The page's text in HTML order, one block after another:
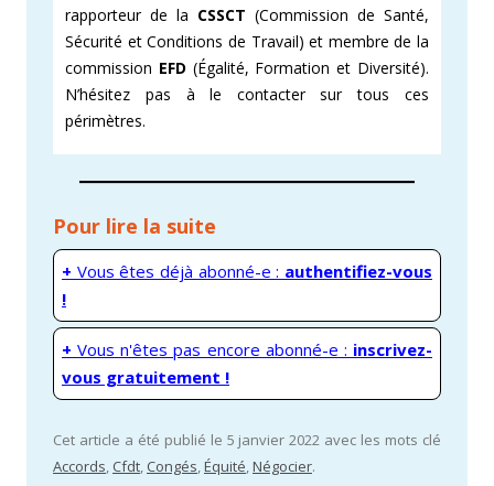
rapporteur de la CSSCT (Commission de Santé,
Sécurité et Conditions de Travail) et membre de la
commission EFD (Égalité, Formation et Diversité).
N’hésitez pas à le contacter sur tous ces
périmètres.
Pour lire la suite
+ Vous êtes déjà abonné-e : authentifiez-vous
!
+ Vous n'êtes pas encore abonné-e : inscrivez-
vous gratuitement !
Cet article a été publié le 5 janvier 2022 avec les mots clé
Accords, Cfdt, Congés,Équité,Négocier.